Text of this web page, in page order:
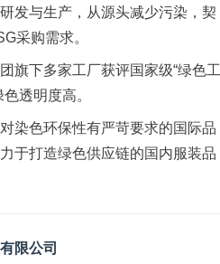
发与生产，从源头减少污染，契
采购需求。
旗下多家工厂获评国家级“绿色工
透明度高。
染色环保性有严苛要求的国际品
于打造绿色供应链的国内服装品
限公司